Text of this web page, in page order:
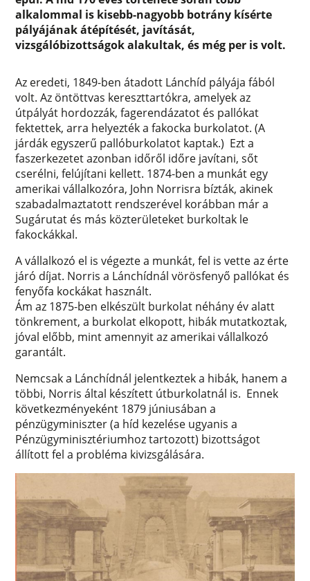
alkalommal is kisebb-nagyobb botrány kísérte
pályájának átépítését, javítását,
vizsgálóbizottságok alakultak, és még per is volt.
Az eredeti, 1849-ben átadott Lánchíd pályája fából
volt. Az öntöttvas kereszttartókra, amelyek az
útpályát hordozzák, fagerendázatot és pallókat
fektettek, arra helyezték a fakocka burkolatot. (A
járdák egyszerű pallóburkolatot kaptak.) Ezt a
faszerkezetet azonban időről időre javítani, sőt
cserélni, felújítani kellett. 1874-ben a munkát egy
amerikai vállalkozóra, John Norrisra bízták, akinek
szabadalmaztatott rendszerével korábban már a
Sugárutat és más közterületeket burkoltak le
fakockákkal.
A vállalkozó el is végezte a munkát, fel is vette az érte
járó díjat. Norris a Lánchídnál vörösfenyő pallókat és
fenyőfa kockákat használt.
Ám az 1875-ben elkészült burkolat néhány év alatt
tönkrement, a burkolat elkopott, hibák mutatkoztak,
jóval előbb, mint amennyit az amerikai vállalkozó
garantált.
Nemcsak a Lánchídnál jelentkeztek a hibák, hanem a
többi, Norris által készített útburkolatnál is. Ennek
következményeként 1879 júniusában a
pénzügyminiszter (a híd kezelése ugyanis a
Pénzügyminisztériumhoz tartozott) bizottságot
állított fel a probléma kivizsgálására.